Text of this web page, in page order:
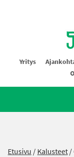
Yritys
Etusivu /Kalusteet/